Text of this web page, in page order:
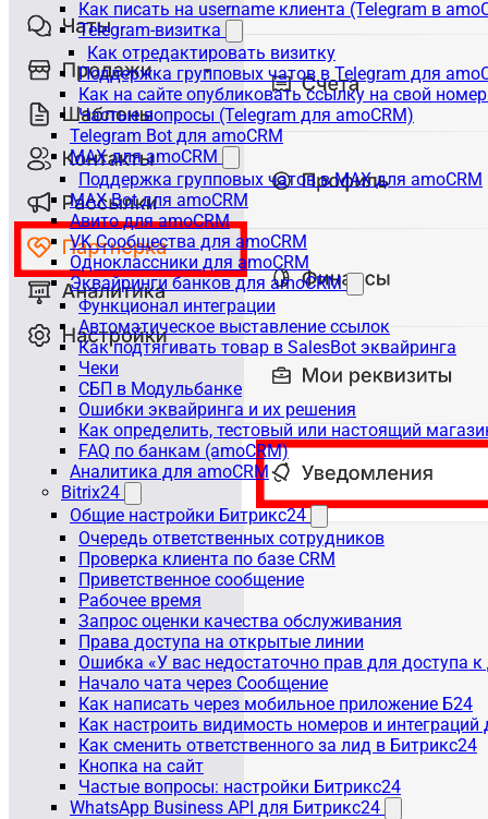
Как писать на username клиента (Telegram в
Telegram-визитка
Как отредактировать визитку
Поддержка групповых чатов в Telegram для
Как на сайте опубликовать ссылку на свой
Частые вопросы (Telegram для amoCRM)
Telegram Bot для amoCRM
MAX для amoCRM
Поддержка групповых чатов в MAX для amoCRM
MAX Bot для amoCRM
Авито для amoCRM
VK Сообщества для amoCRM
Одноклассники для amoCRM
Эквайринги банков для amoCRM
Функционал интеграции
Автоматическое выставление ссылок
Как подтягивать товар в SalesBot эквайринга
Чеки
СБП в Модульбанке
Ошибки эквайринга и их решения
Как определить, тестовый или настоящий
FAQ по банкам (amoCRM)
Аналитика для amoCRM
Bitrix24
Общие настройки Битрикс24
Очередь ответственных сотрудников
Проверка клиента по базе CRM
Приветственное сообщение
Рабочее время
Запрос оценки качества обслуживания
Права доступа на открытые линии
Ошибка «У вас недостаточно прав для доступа
Начало чата через Сообщение
Как написать через мобильное приложение Б24
Как настроить видимость номеров и
Как сменить ответственного за лид в Битрикс24
Кнопка на сайт
Частые вопросы: настройки Битрикс24
WhatsApp Business API для Битрикс24